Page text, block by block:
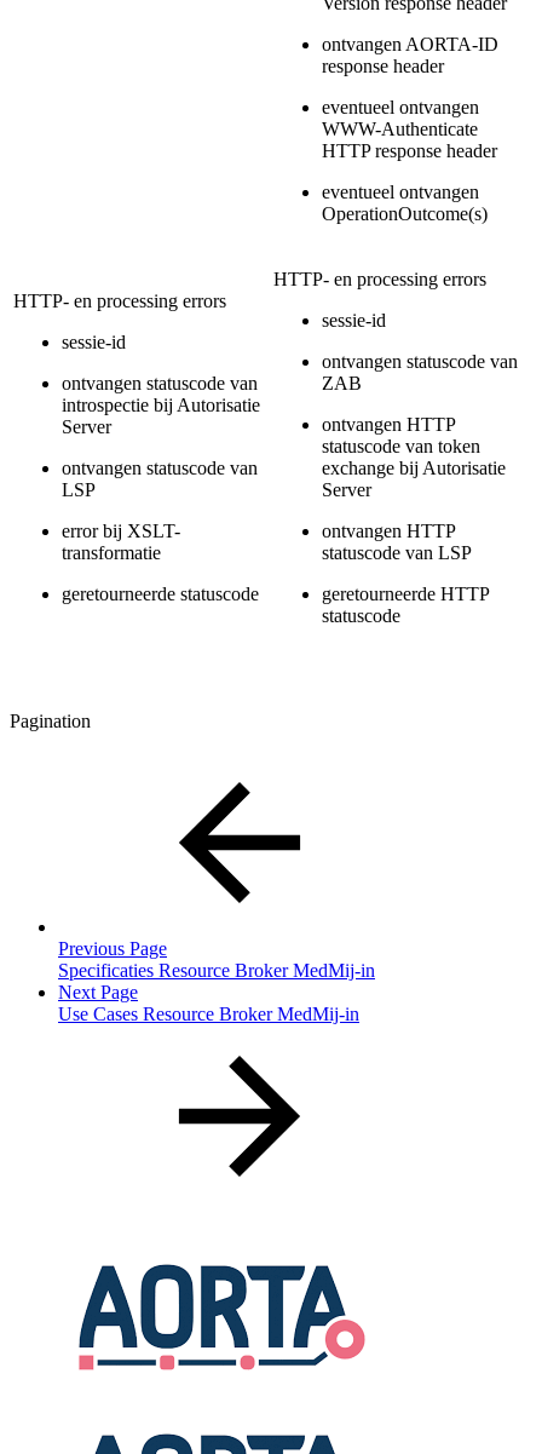
ontvangen AORTA-ID
response header
eventueel ontvangen
WWW-Authenticate
HTTP response header
eventueel ontvangen
OperationOutcome(s)
HTTP- en processing errors
sessie-id
ontvangen statuscode van
introspectie bij Autorisatie
Server
ontvangen statuscode van
LSP
error bij XSLT-
transformatie
geretourneerde statuscode
HTTP- en processing errors
sessie-id
ontvangen statuscode van
ZAB
ontvangen HTTP
statuscode van token
exchange bij Autorisatie
Server
ontvangen HTTP
statuscode van LSP
geretourneerde HTTP
statuscode
Pagination
Previous Page
Specificaties Resource Broker MedMij-in
Next Page
Use Cases Resource Broker MedMij-in